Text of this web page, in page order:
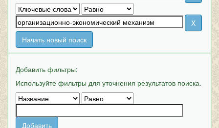
Начать новый поиск
Добавить фильтры:
Используйте фильтры для уточнения результатов поиска.